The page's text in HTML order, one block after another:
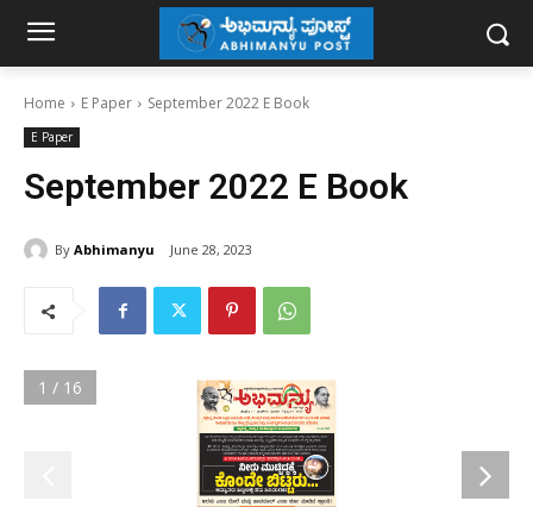
Home E Paper September 2022 E Book
E Paper
September 2022 E Book
By Abhimanyu June 28, 2023
1 / 16